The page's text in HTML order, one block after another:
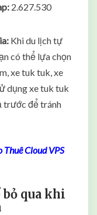
2.627.530
Khi du lịch tự
có thể lựa chọn
xe tuk tuk, xe
dụng xe tuk tuk
trước để tránh
Thuê Cloud VPS
qua khi